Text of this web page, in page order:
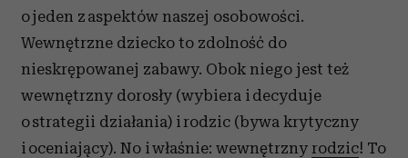
o jeden z aspektów naszej osobowości.
Wewnętrzne dziecko to zdolność do
nieskrępowanej zabawy. Obok niego jest też
wewnętrzny dorosły (wybiera i decyduje
o strategii działania) i rodzic (bywa krytyczny
i oceniający). No i właśnie: wewnętrzny rodzic! To